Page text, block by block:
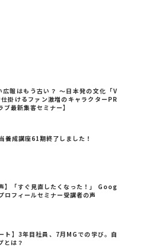
報はもう古い？ ～日本発の文化「V
掛けるファン激増のキャラクターPR
ブ最新集客セミナー】
養成講座61期終了しました！
】「すぐ見直したくなった！」 Goog
ロフィールセミナー受講者の声
ト】3年目社員、7月MGでの学び。自
とは？